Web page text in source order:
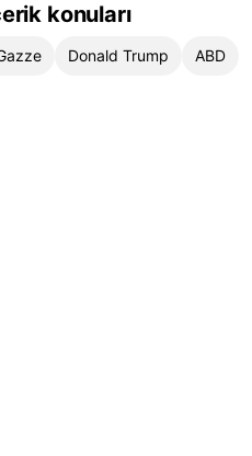
konuları
Donald Trump ABD